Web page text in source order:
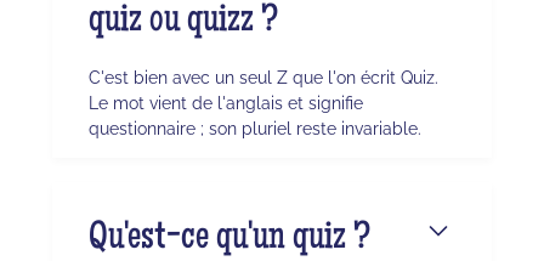
quiz ou quizz ?
C'est bien avec un seul Z que l'on écrit Quiz.
Le mot vient de l'anglais et signifie
questionnaire ; son pluriel reste invariable.
Qu'est-ce qu'un quiz ?